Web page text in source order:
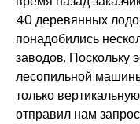
40 деревянных
понадобились
заводов. Поскольку
лесопильной
только
отправил нам